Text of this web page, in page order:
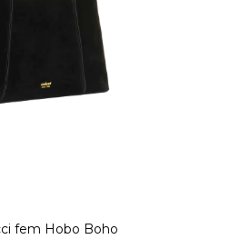
fem Hobo Boho